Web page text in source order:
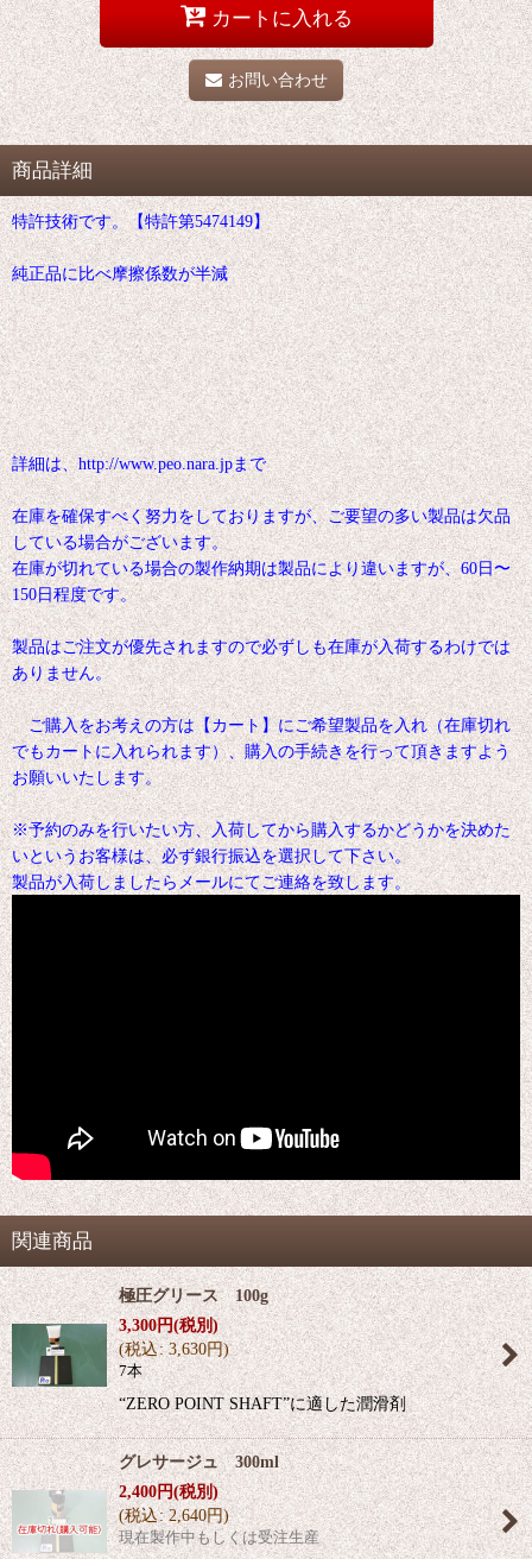
カートに入れる
お問い合わせ
商品詳細
特許技術です。【特許第5474149】
純正品に比べ摩擦係数が半減
詳細は、http://www.peo.nara.jpまで
在庫を確保すべく努力をしておりますが、ご要望の多い製品は欠品
している場合がございます。
在庫が切れている場合の製作納期は製品により違いますが、60日〜
150日程度です。
製品はご注文が優先されますので必ずしも在庫が入荷するわけでは
ありません。
ご購入をお考えの方は【カート】にご希望製品を入れ（在庫切れ
でもカートに入れられます）、購入の手続きを行って頂きますよう
お願いいたします。
※予約のみを行いたい方、入荷してから購入するかどうかを決めた
いというお客様は、必ず銀行振込を選択して下さい。
製品が入荷しましたらメールにてご連絡を致します。
関連商品
極圧グリース 100g
3,300円(税別)
(税込: 3,630円)
7本
“ZERO POINT SHAFT”に適した潤滑剤
グレサージュ 300ml
2,400円(税別)
(税込: 2,640円)
現在製作中もしくは受注生産